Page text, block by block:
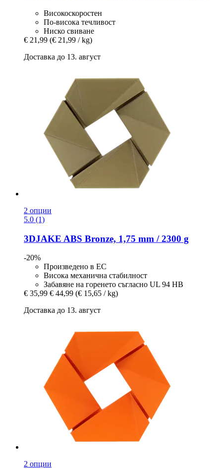
Високоскоростен
По-висока течливост
Ниско свиване
€ 21,99 (€ 21,99 / kg)
Доставка до 13. август
2 опции
5.0 (1)
3DJAKE ABS Bronze, 1,75 mm / 2300 g
-20%
Произведено в ЕС
Висока механична стабилност
Забавяне на горенето съгласно UL 94 HB
€ 35,99 € 44,99 (€ 15,65 / kg)
Доставка до 13. август
2 опции